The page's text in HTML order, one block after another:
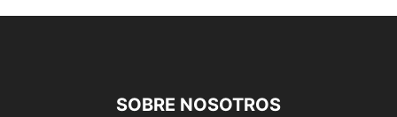
SOBRE NOSOTROS